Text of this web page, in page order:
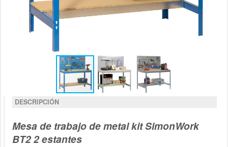
DESCRIPCIÓN
Mesa de trabajo de metal kit SimonWork
BT2 2 estantes